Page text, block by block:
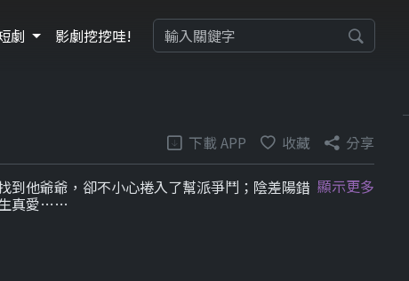
劇 影劇挖挖哇!
下載 APP 收藏 分享
到他爺爺，卻不小心捲入了幫派爭鬥；陰差陽錯
生真愛……
顯示更多